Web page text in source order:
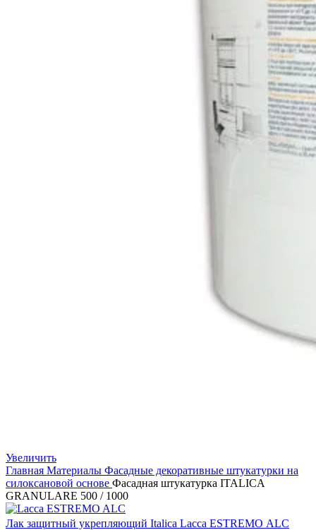
Увеличить
Главная Материалы Фасадные декоративные штукатурки на
силоксановой основе Фасадная штукатурка ITALICA
GRANULARE 500 / 1000
Лак защитный укрепляющий Italica Lacca ESTREMO ALC